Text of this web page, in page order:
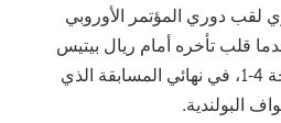
لقب دوري المؤتمر الأوروبي
قلب تأخره أمام ريال بيتيس
الإسباني إلى فوز كبير بنتيجة 4-1، في نهائي المسابقة الذي
البولندية.